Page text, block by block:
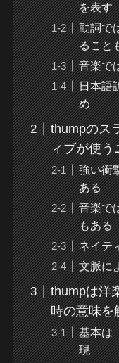
を表す
動詞で
ること
音楽で
日本語
め
thumpのス
ィブが使う
強い衝
ある
音楽で
もある
ネイテ
文脈に
thumpは洋
時の意味を
基本は
現